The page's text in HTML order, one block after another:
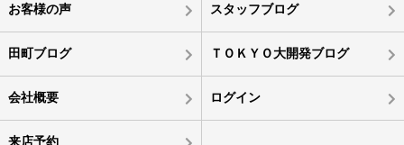
お客様の声 スタッフブログ
田町ブログ ＴＯＫＹＯ大開発ブログ
会社概要 ログイン
来店予約